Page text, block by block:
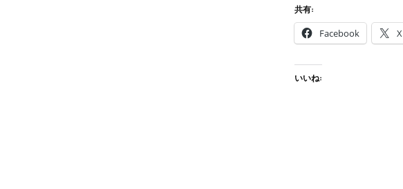
共有:
Facebook X
いいね: